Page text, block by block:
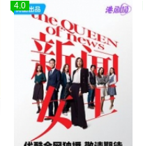
4.0